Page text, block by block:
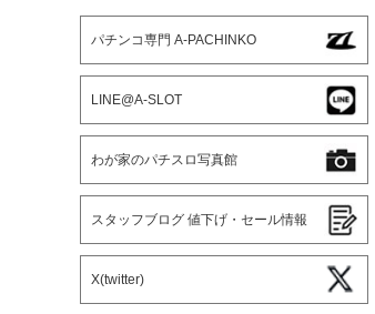
パチンコ専門 A-PACHINKO
LINE@A-SLOT
わが家のパチスロ写真館
スタッフブログ 値下げ・セール情報
X(twitter)